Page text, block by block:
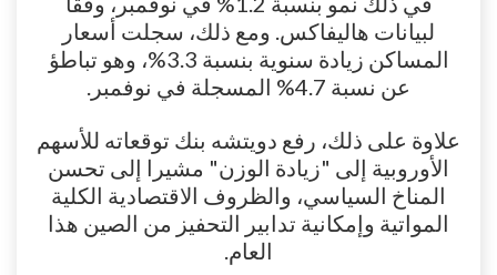
لبيانات هاليفاكس. ومع ذلك، سجلت أسعار
المساكن زيادة سنوية بنسبة 3.3%، وهو تباطؤ
عن نسبة 4.7% المسجلة في نوفمبر.
علاوة على ذلك، رفع دويتشه بنك توقعاته للأسهم
الأوروبية إلى "زيادة الوزن" مشيرا إلى تحسن
المناخ السياسي، والظروف الاقتصادية الكلية
المواتية وإمكانية تدابير التحفيز من الصين هذا
العام.